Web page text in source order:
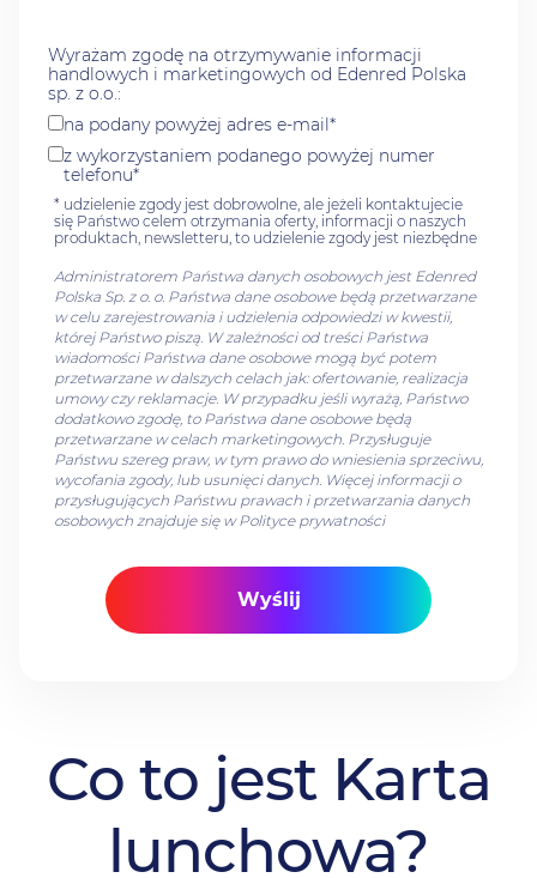
Wyrażam zgodę na otrzymywanie informacji
handlowych i marketingowych od Edenred Polska
sp. z o.o.:
na podany powyżej adres e-mail*
z wykorzystaniem podanego powyżej numer
telefonu*
* udzielenie zgody jest dobrowolne, ale jeżeli kontaktujecie
się Państwo celem otrzymania oferty, informacji o naszych
produktach, newsletteru, to udzielenie zgody jest niezbędne
Administratorem Państwa danych osobowych jest Edenred
Polska Sp. z o. o. Państwa dane osobowe będą przetwarzane
w celu zarejestrowania i udzielenia odpowiedzi w kwestii,
której Państwo piszą. W zależności od treści Państwa
wiadomości Państwa dane osobowe mogą być potem
przetwarzane w dalszych celach jak: ofertowanie, realizacja
umowy czy reklamacje. W przypadku jeśli wyrażą, Państwo
dodatkowo zgodę, to Państwa dane osobowe będą
przetwarzane w celach marketingowych. Przysługuje
Państwu szereg praw, w tym prawo do wniesienia sprzeciwu,
wycofania zgody, lub usunięci danych. Więcej informacji o
przysługujących Państwu prawach i przetwarzania danych
osobowych znajduje się w Polityce prywatności
Co to jest Karta
lunchowa?